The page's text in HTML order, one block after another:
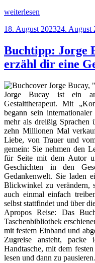
„Buchtipp:
Krimi““
weiterlesen
Veröffentlicht
18. August 202324. August
Buchtipp: Jorge
erzähl dir eine
Jorge Bucay ist ein
Gestalttherapeut. Mit
begann sein
mehr als dreißig Sprachen
zehn Millionen Mal
Liebe, von Trauer und
gemein: Sie nehmen den
für Seite mit dem Autor
Geschichten in den
Gedankenwelt. Sie laden
Blickwinkel zu verändern,
auch einmal einfach
selbst stattfindet und über
Apropos Reise: Das
Taschenbibliothek
mit festem Einband und
Zugreise ansteht,
Handtasche, mit dem
lesen und dann zu